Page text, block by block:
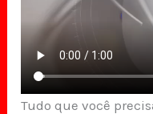
Tudo que você